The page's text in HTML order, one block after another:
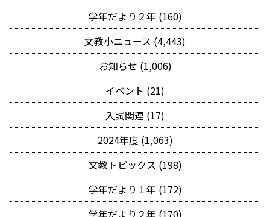
学年だより２年 (160)
文教小ニュース (4,443)
お知らせ (1,006)
イベント (21)
入試関連 (17)
2024年度 (1,063)
文教トピックス (198)
学年だより１年 (172)
学年だより２年 (170)